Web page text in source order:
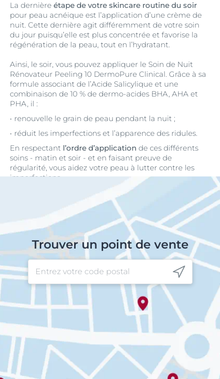
La dernière étape de votre skincare routine du soir
pour peau acnéique est l’application d’une crème de
nuit. Cette dernière agit différemment de votre soin
du jour puisqu’elle est plus concentrée et favorise la
régénération de la peau, tout en l’hydratant.
Ainsi, le soir, vous pouvez appliquer le Soin de Nuit
Rénovateur Peeling 10 DermoPure Clinical. Grâce à sa
formule associant de l’Acide Salicylique et une
combinaison de 10 % de dermo-acides BHA, AHA et
PHA, il :
renouvelle le grain de peau pendant la nuit ;
réduit les imperfections et l’apparence des ridules.
En respectant l’ordre d’application de ces différents
soins - matin et soir - et en faisant preuve de
régularité, vous aidez votre peau à lutter contre les
imperfections.
Trouver un point de vente